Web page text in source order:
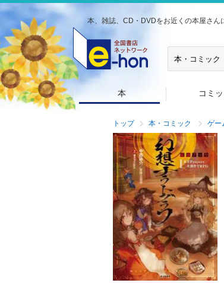
本、雑誌、CD・DVDをお近くの本屋さん
本 コミ
トップ 本・コミック ゲー